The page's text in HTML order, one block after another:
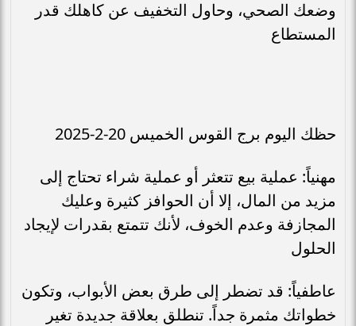
وضعك الصحي، وحاول التخفيف عن كاهلك قدر
المستطاع
حظك اليوم برج القوس الخميس 20-2-2025
مهنياً: عملية بيع تتعثر أو عملية شراء تحتاج إلى
مزيد من المال، إلا أن الحوافز كثيرة وعليك
المجازفة وعدم الخوف، لأنك تتمتع بقدرات لإيجاد
الحلول
عاطفياً: قد تضطر إلى طرق بعض الأبواب، وتكون
خطواتك مثمرة جداً. تنطلق بعلاقة جديدة تغير